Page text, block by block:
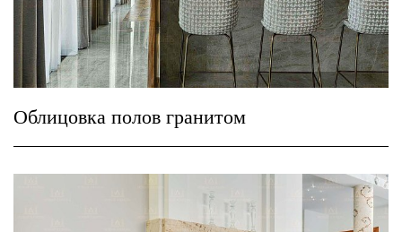
Облицовка полов гранитом